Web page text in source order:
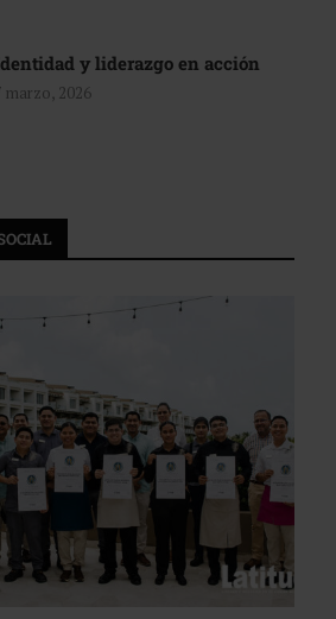
y liderazgo en acción
marzo, 2026